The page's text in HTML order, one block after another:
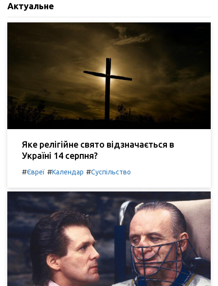
Актуальне
Яке релігійне свято відзначається в
Україні 14 серпня?
#Євреї #Календар #Суспільство